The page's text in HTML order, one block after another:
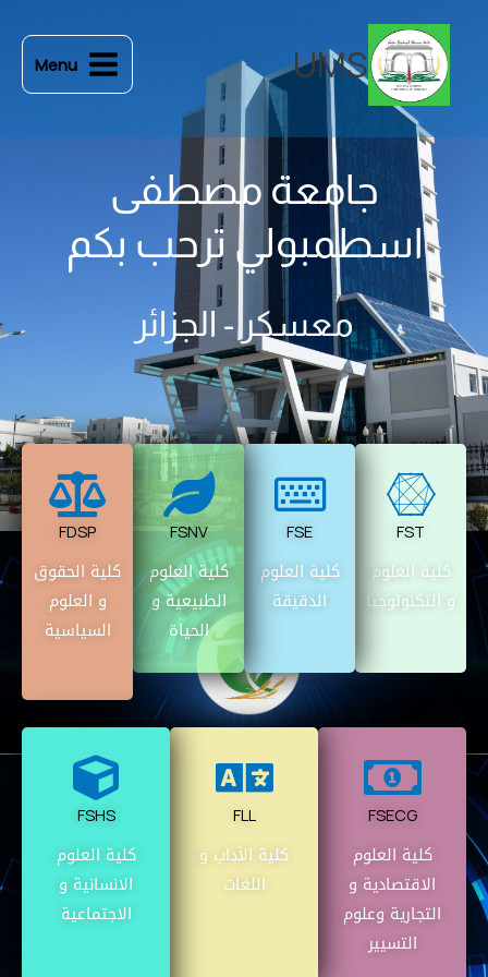
المحتوى
UMS
Menu
جامعة مصطفى
اسطمبولي ترحب بكم
معسكر - الجزائر
FST
كلية العلوم
و التكنولوجيا
FSE
كلية العلوم
الدقيقة
FSNV
كلية العلوم
الطبيعية و
الحياة
FDSP
كلية الحقوق
و العلوم
السياسية
FSECG
كلية العلوم
الاقتصادية و
التجارية وعلوم
التسيير
FLL
كلية الآداب و
اللغات
FSHS
كلية العلوم
الانسانية و
الاجتماعية